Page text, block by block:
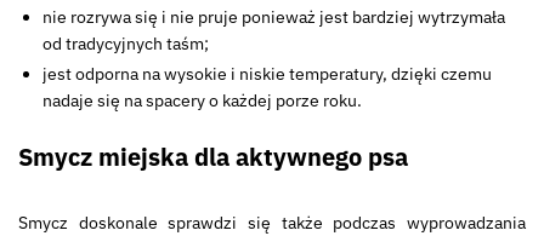
nie rozrywa się i nie pruje ponieważ jest bardziej wytrzymała
od tradycyjnych taśm;
jest odporna na wysokie i niskie temperatury, dzięki czemu
nadaje się na spacery o każdej porze roku.
Smycz miejska dla aktywnego psa
Smycz doskonale sprawdzi się także podczas wyprowadzania